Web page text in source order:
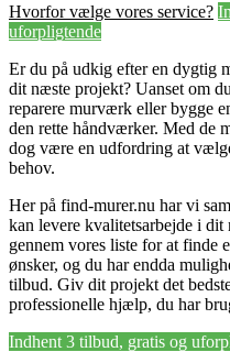
Hvorfor vælge vores service?
uforpligtende
Er du på udkig efter en dygtig
dit næste projekt? Uanset om
reparere murværk eller bygge
den rette håndværker. Med de
dog være en udfordring at
behov.
Her på find-murer.nu har vi
kan levere kvalitetsarbejde i
gennem vores liste for at finde
ønsker, og du har endda
tilbud. Giv dit projekt det
professionelle hjælp, du har
Indhent 3 tilbud, gratis og